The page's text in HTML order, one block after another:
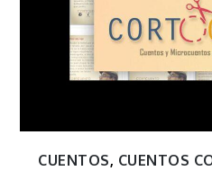
CUENTOS, CUENTOS